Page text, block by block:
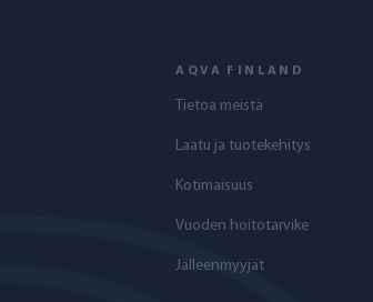
AQVA FINLAND
Tietoa meistä
Laatu ja tuotekehitys
Kotimaisuus
Vuoden hoitotarvike
Jälleenmyyjät